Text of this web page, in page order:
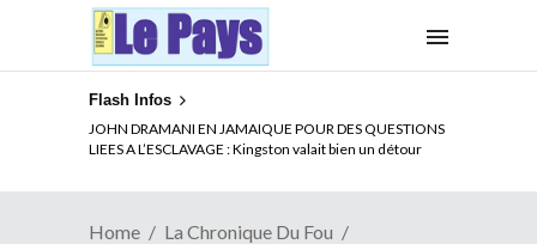
Flash Infos
JOHN DRAMANI EN JAMAIQUE POUR DES QUESTIONS
LIEES A L’ESCLAVAGE : Kingston valait bien un détour
ELECTION DE TALON A LA TETE DU SENAT BENINOIS :
Quand Patrice quitte le pouvoir sans partir !
Home
La Chronique Du Fou